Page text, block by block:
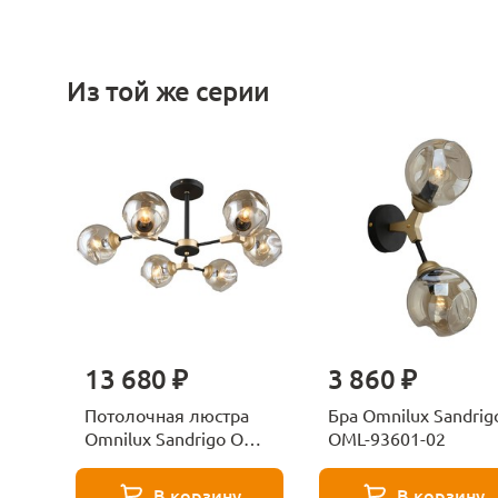
Из той же серии
13 680 ₽
Потолочная люстра
Omnilux Sandrigo OML-
3 860 ₽
Бра Omnilux
OML-93601-02